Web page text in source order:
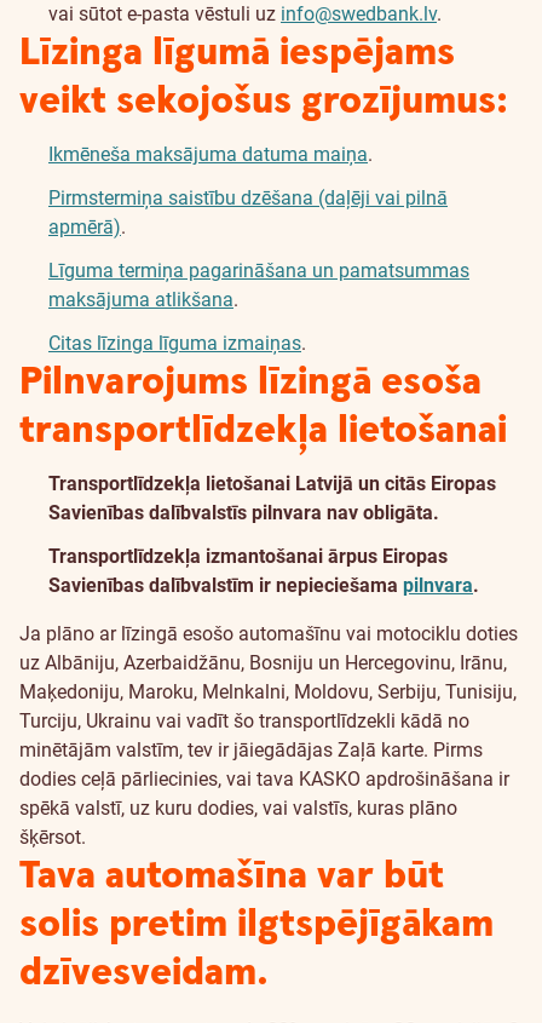
vai sūtot e-pasta vēstuli uz info@swedbank.lv.
Līzinga līgumā iespējams
veikt sekojošus grozījumus:
Ikmēneša maksājuma datuma maiņa.
Pirmstermiņa saistību dzēšana (daļēji vai pilnā
apmērā).
Līguma termiņa pagarināšana un pamatsummas
maksājuma atlikšana.
Citas līzinga līguma izmaiņas.
Pilnvarojums līzingā esoša
transportlīdzekļa lietošanai
Transportlīdzekļa lietošanai Latvijā un citās Eiropas
Savienības dalībvalstīs pilnvara nav obligāta.
Transportlīdzekļa izmantošanai ārpus Eiropas
Savienības dalībvalstīm ir nepieciešama pilnvara.
Ja plāno ar līzingā esošo automašīnu vai motociklu doties
uz Albāniju, Azerbaidžānu, Bosniju un Hercegovinu, Irānu,
Maķedoniju, Maroku, Melnkalni, Moldovu, Serbiju, Tunisiju,
Turciju, Ukrainu vai vadīt šo transportlīdzekli kādā no
minētājām valstīm, tev ir jāiegādājas Zaļā karte. Pirms
dodies ceļā pārliecinies, vai tava KASKO apdrošināšana ir
spēkā valstī, uz kuru dodies, vai valstīs, kuras plāno
šķērsot.
Tava automašīna var būt
solis pretim ilgtspējīgākam
dzīvesveidam.